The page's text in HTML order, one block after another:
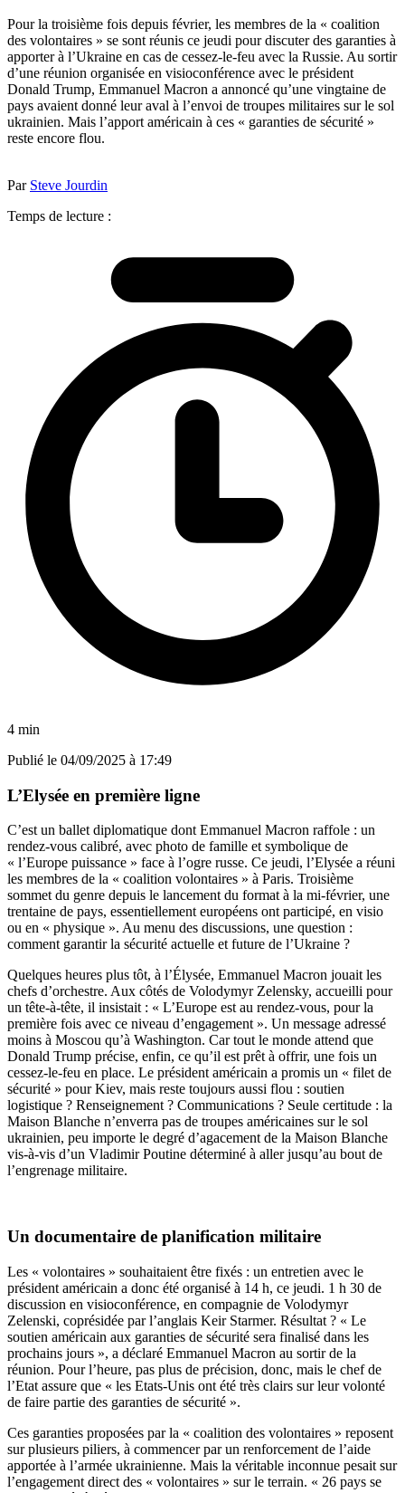
Pour la troisième fois depuis février, les membres de la « coalition
des volontaires » se sont réunis ce jeudi pour discuter des garanties à
apporter à l’Ukraine en cas de cessez-le-feu avec la Russie. Au sortir
d’une réunion organisée en visioconférence avec le président
Donald Trump, Emmanuel Macron a annoncé qu’une vingtaine de
pays avaient donné leur aval à l’envoi de troupes militaires sur le sol
ukrainien. Mais l’apport américain à ces « garanties de sécurité »
reste encore flou.
Par Steve Jourdin
Temps de lecture :
4 min
Publié le 04/09/2025 à 17:49
L’Elysée en première ligne
C’est un ballet diplomatique dont Emmanuel Macron raffole : un
rendez-vous calibré, avec photo de famille et symbolique de
« l’Europe puissance » face à l’ogre russe. Ce jeudi, l’Elysée a réuni
les membres de la « coalition volontaires » à Paris. Troisième
sommet du genre depuis le lancement du format à la mi-février, une
trentaine de pays, essentiellement européens ont participé, en visio
ou en « physique ». Au menu des discussions, une question :
comment garantir la sécurité actuelle et future de l’Ukraine ?
Quelques heures plus tôt, à l’Élysée, Emmanuel Macron jouait les
chefs d’orchestre. Aux côtés de Volodymyr Zelensky, accueilli pour
un tête-à-tête, il insistait : « L’Europe est au rendez-vous, pour la
première fois avec ce niveau d’engagement ». Un message adressé
moins à Moscou qu’à Washington. Car tout le monde attend que
Donald Trump précise, enfin, ce qu’il est prêt à offrir, une fois un
cessez-le-feu en place. Le président américain a promis un « filet de
sécurité » pour Kiev, mais reste toujours aussi flou : soutien
logistique ? Renseignement ? Communications ? Seule certitude : la
Maison Blanche n’enverra pas de troupes américaines sur le sol
ukrainien, peu importe le degré d’agacement de la Maison Blanche
vis-à-vis d’un Vladimir Poutine déterminé à aller jusqu’au bout de
l’engrenage militaire.
Un documentaire de planification militaire
Les « volontaires » souhaitaient être fixés : un entretien avec le
président américain a donc été organisé à 14 h, ce jeudi. 1 h 30 de
discussion en visioconférence, en compagnie de Volodymyr
Zelenski, coprésidée par l’anglais Keir Starmer. Résultat ? « Le
soutien américain aux garanties de sécurité sera finalisé dans les
prochains jours », a déclaré Emmanuel Macron au sortir de la
réunion. Pour l’heure, pas plus de précision, donc, mais le chef de
l’Etat assure que « les Etats-Unis ont été très clairs sur leur volonté
de faire partie des garanties de sécurité ».
Ces garanties proposées par la « coalition des volontaires » reposent
sur plusieurs piliers, à commencer par un renforcement de l’aide
apportée à l’armée ukrainienne. Mais la véritable inconnue pesait sur
l’engagement direct des « volontaires » sur le terrain. « 26 pays se